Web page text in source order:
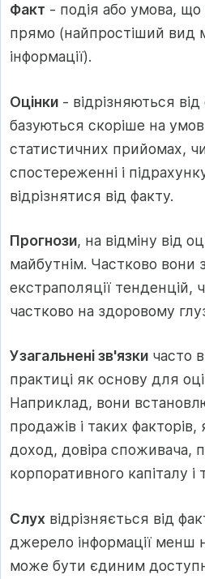
Факт - подія або умова, що
прямо (найпростіший вид
інформації).
Оцінки - відрізняються
базуються скоріше на
статистичних прийомах,
спостереженні і
відрізнятися від факту.
Прогнози, на відміну від
майбутнім. Частково вони
екстраполяції тенденцій,
частково на здоровому
Узагальнені зв'язки часто
практиці як основу для
Наприклад, вони
продажів і таких
доход, довіра споживача,
корпоративного капіталу і
Слух відрізняється від
джерело інформації менш
може бути єдиним